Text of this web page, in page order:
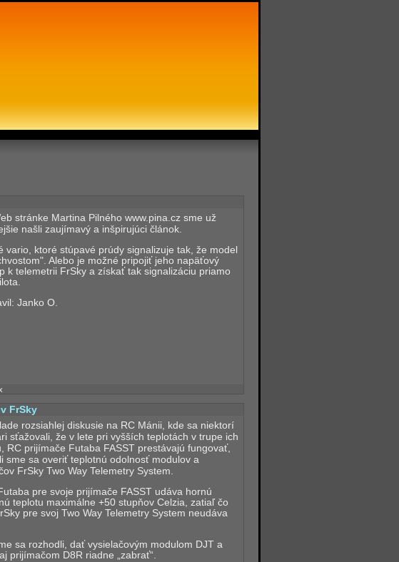
stránke Martina Pilného www.pina.cz sme už
našli zaujímavý a inšpirujúci článok.
vario, ktoré stúpavé prúdy signalizuje tak, že model
Alebo je možné pripojiť jeho napäťový
k telemetrii FrSky a získať tak signalizáciu priamo
Janko O.
FrSky
rozsiahlej diskusie na RC Mánii, kde sa niektorí
sťažovali, že v lete pri vyšších teplotách v trupe ich
RC prijímače Futaba FASST prestávajú fungovať,
sme sa overiť teplotnú odolnosť modulov a
FrSky Two Way Telemetry System.
pre svoje prijímače FASST udáva hornú
teplotu maximálne +50 stupňov Celzia, zatiaľ čo
pre svoj Two Way Telemetry System neudáva
sa rozhodli, dať vysielačovým modulom DJT a
prijímačom D8R riadne „zabrať“.